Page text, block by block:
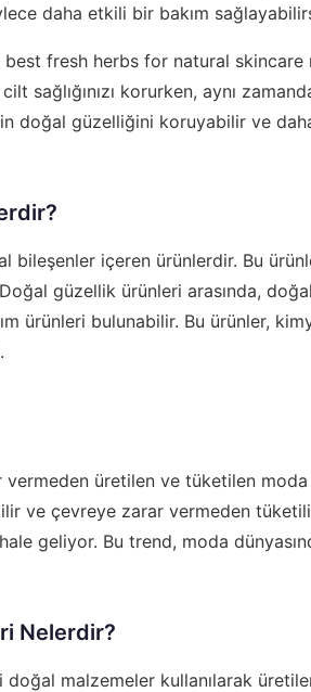
daha etkili bir bakım
best fresh herbs for natural skincare
sağlığınızı korurken, aynı
doğal güzelliğini koruyabilir ve daha
içeren ürünlerdir. Bu
güzellik ürünleri arasında,
ürünleri bulunabilir. Bu ürünler,
üretilen ve tüketilen
ve çevreye zarar vermeden
geliyor. Bu trend, moda
Nelerdir?
malzemeler kullanılarak